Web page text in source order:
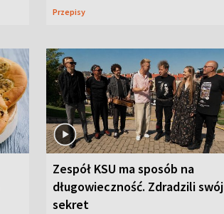
Przepisy
Zespół KSU ma sposób na
długowieczność. Zdradzili swój
sekret